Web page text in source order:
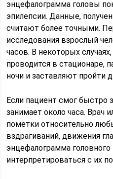
энцефалограмма головы
эпилепсии. Данные,
считают более точными.
исследования взрослый
часов. В некоторых
проводится в стационаре,
ночи и заставляют пройти
Если пациент смог быстро
занимает около часа. Врач
пометки относительно
вздрагиваний, движения
энцефалограмма головного
интерпретироваться с их